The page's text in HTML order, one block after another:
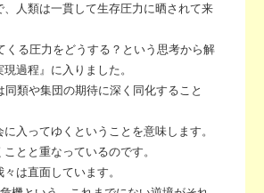
人類は一貫して生存圧力に晒されて来
くる圧力をどうする？という思考から解
過程』に入りました。
類や集団の期待に深く同化すること
入ってゆくということを意味します。
とと重なっているのです。
は直面しています。